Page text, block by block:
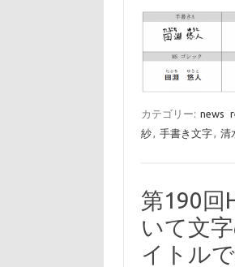
カテゴリー: news
紗
手書き文字 清
第190回
いて文
イトル